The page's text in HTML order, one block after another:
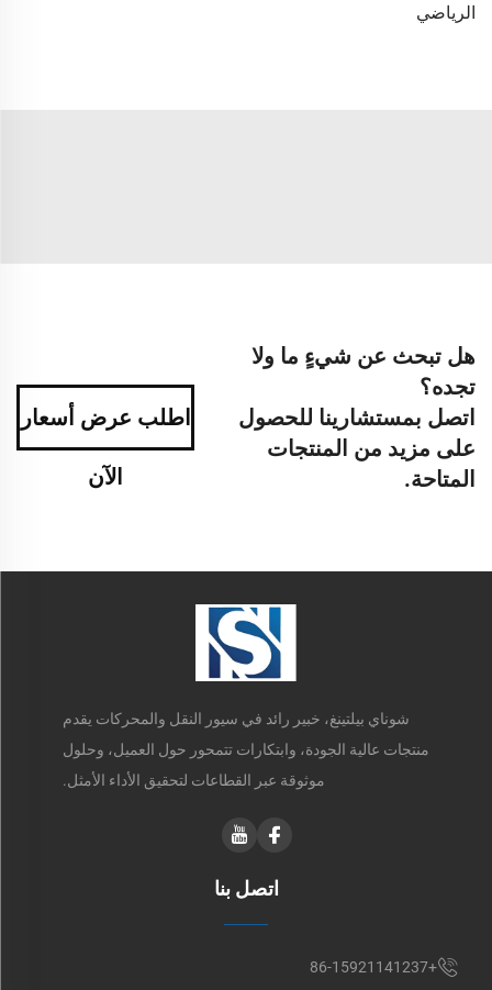
الرياضي
هل تبحث عن شيءٍ ما ولا
تجده؟
اتصل بمستشارينا للحصول
على مزيد من المنتجات
المتاحة.
اطلب عرض أسعار
الآن
شوناي بيلتينغ، خبير رائد في سيور النقل والمحركات يقدم
منتجات عالية الجودة، وابتكارات تتمحور حول العميل، وحلول
موثوقة عبر القطاعات لتحقيق الأداء الأمثل.
اتصل بنا
+86-15921141237